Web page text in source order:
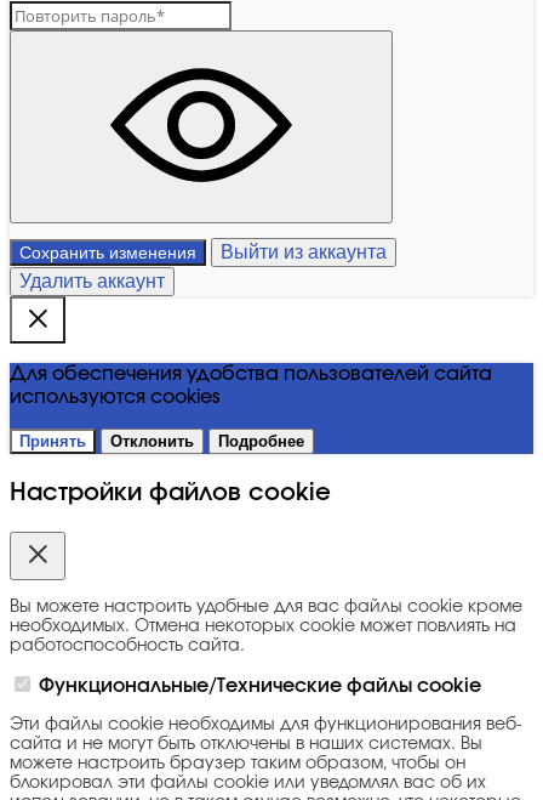
Сохранить изменения
Выйти из аккаунта
Удалить аккаунт
Для обеспечения удобства пользователей сайта
используются cookies
Принять Отклонить Подробнее
Настройки файлов cookie
Вы можете настроить удобные для вас файлы cookie кроме
необходимых. Отмена некоторых cookie может повлиять на
работоспособность сайта.
Функциональные/Технические файлы cookie
Эти файлы cookie необходимы для функционирования веб-
сайта и не могут быть отключены в наших системах. Вы
можете настроить браузер таким образом, чтобы он
блокировал эти файлы cookie или уведомлял вас об их